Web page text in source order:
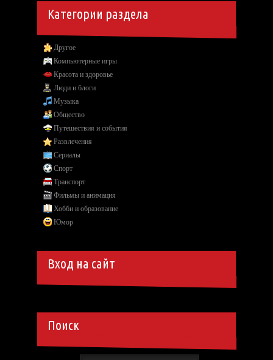
Категории раздела
Другое
Компьютерные игры
Красота и здоровье
Люди и блоги
Музыка
Общество
Путешествия и события
Развлечения
Сериалы
Спорт
Транспорт
Фильмы и анимация
Хобби и образование
Юмор
Вход на сайт
Поиск